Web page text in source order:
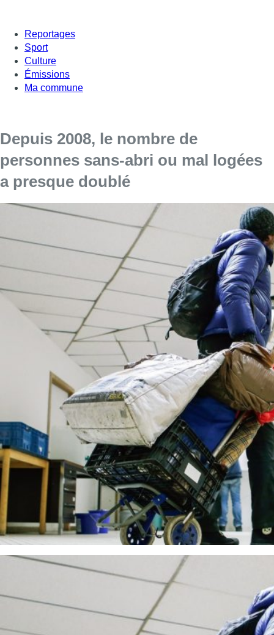
Reportages
Sport
Culture
Émissions
Ma commune
Depuis 2008, le nombre de
personnes sans-abri ou mal logées
a presque doublé